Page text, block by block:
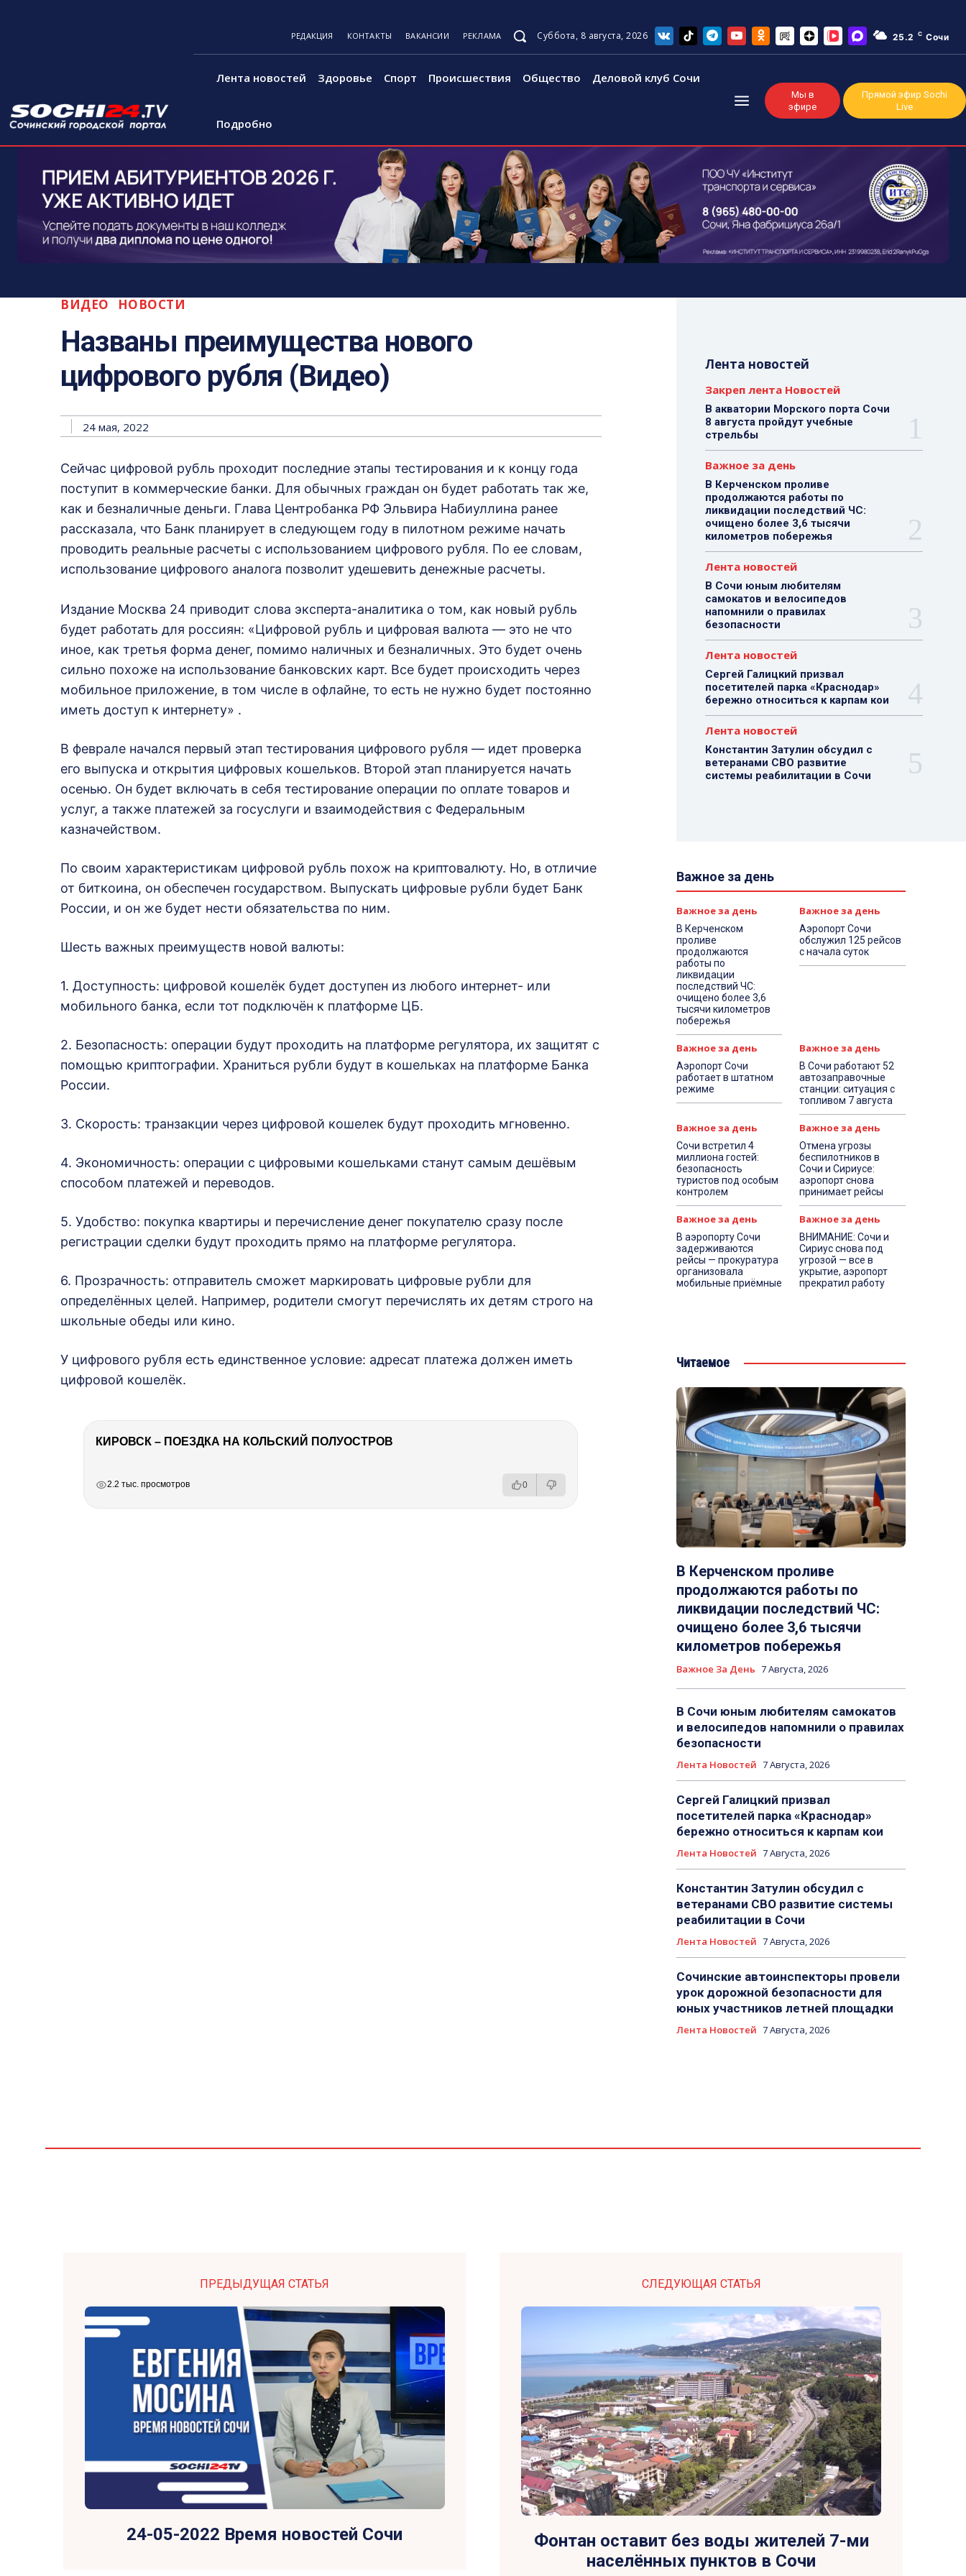
РЕДАКЦИЯ КОНТАКТЫ ВАКАНСИИ РЕКЛАМА Суббота, 8 августа, 2026 25.2 C Сочи
Лента новостей Здоровье Спорт Происшествия Общество Деловой клуб Сочи
Подробно
Мы в
эфире
Прямой эфир Sochi
Live
ВИДЕО НОВОСТИ
Названы преимущества нового
цифрового рубля (Видео)
24 мая, 2022
Сейчас цифровой рубль проходит последние этапы тестирования и к концу года
поступит в коммерческие банки. Для обычных граждан он будет работать так же,
как и безналичные деньги. Глава Центробанка РФ Эльвира Набиуллина ранее
рассказала, что Банк планирует в следующем году в пилотном режиме начать
проводить реальные расчеты с использованием цифрового рубля. По ее словам,
использование цифрового аналога позволит удешевить денежные расчеты.
Издание Москва 24 приводит слова эксперта-аналитика о том, как новый рубль
будет работать для россиян: «Цифровой рубль и цифровая валюта — это не что
иное, как третья форма денег, помимо наличных и безналичных. Это будет очень
сильно похоже на использование банковских карт. Все будет происходить через
мобильное приложение, в том числе в офлайне, то есть не нужно будет постоянно
иметь доступ к интернету» .
В феврале начался первый этап тестирования цифрового рубля — идет проверка
его выпуска и открытия цифровых кошельков. Второй этап планируется начать
осенью. Он будет включать в себя тестирование операции по оплате товаров и
услуг, а также платежей за госуслуги и взаимодействия с Федеральным
казначейством.
По своим характеристикам цифровой рубль похож на криптовалюту. Но, в отличие
от биткоина, он обеспечен государством. Выпускать цифровые рубли будет Банк
России, и он же будет нести обязательства по ним.
Шесть важных преимуществ новой валюты:
1. Доступность: цифровой кошелёк будет доступен из любого интернет- или
мобильного банка, если тот подключён к платформе ЦБ.
2. Безопасность: операции будут проходить на платформе регулятора, их защитят с
помощью криптографии. Храниться рубли будут в кошельках на платформе Банка
России.
3. Скорость: транзакции через цифровой кошелек будут проходить мгновенно.
4. Экономичность: операции с цифровыми кошельками станут самым дешёвым
способом платежей и переводов.
5. Удобство: покупка квартиры и перечисление денег покупателю сразу после
регистрации сделки будут проходить прямо на платформе регулятора.
6. Прозрачность: отправитель сможет маркировать цифровые рубли для
определённых целей. Например, родители смогут перечислять их детям строго на
школьные обеды или кино.
У цифрового рубля есть единственное условие: адресат платежа должен иметь
цифровой кошелёк.
КИРОВСК – ПОЕЗДКА НА КОЛЬСКИЙ ПОЛУОСТРОВ
2.2 тыс. просмотров 0
Лента новостей
Закреп лента Новостей
В акватории Морского порта Сочи
8 августа пройдут учебные
стрельбы
Важное за день
В Керченском проливе
продолжаются работы по
ликвидации последствий ЧС:
очищено более 3,6 тысячи
километров побережья
Лента новостей
В Сочи юным любителям
самокатов и велосипедов
напомнили о правилах
безопасности
Лента новостей
Сергей Галицкий призвал
посетителей парка «Краснодар»
бережно относиться к карпам кои
Лента новостей
Константин Затулин обсудил с
ветеранами СВО развитие
системы реабилитации в Сочи
Важное за день
Важное за день
В Керченском
проливе
продолжаются
работы по
ликвидации
последствий ЧС:
очищено более 3,6
тысячи километров
побережья
Важное за день
Аэропорт Сочи
обслужил 125 рейсов
с начала суток
Важное за день
Аэропорт Сочи
работает в штатном
режиме
Важное за день
В Сочи работают 52
автозаправочные
станции: ситуация с
топливом 7 августа
Важное за день
Сочи встретил 4
миллиона гостей:
безопасность
туристов под особым
контролем
Важное за день
Отмена угрозы
беспилотников в
Сочи и Сириусе:
аэропорт снова
принимает рейсы
Важное за день
В аэропорту Сочи
задерживаются
рейсы — прокуратура
организовала
мобильные приёмные
Важное за день
ВНИМАНИЕ: Сочи и
Сириус снова под
угрозой — все в
укрытие, аэропорт
прекратил работу
Читаемое
В Керченском проливе
продолжаются работы по
ликвидации последствий ЧС:
очищено более 3,6 тысячи
километров побережья
Важное За День 7 Августа, 2026
В Сочи юным любителям самокатов
и велосипедов напомнили о правилах
безопасности
Лента Новостей 7 Августа, 2026
Сергей Галицкий призвал
посетителей парка «Краснодар»
бережно относиться к карпам кои
Лента Новостей 7 Августа, 2026
Константин Затулин обсудил с
ветеранами СВО развитие системы
реабилитации в Сочи
Лента Новостей 7 Августа, 2026
Сочинские автоинспекторы провели
урок дорожной безопасности для
юных участников летней площадки
Лента Новостей 7 Августа, 2026
ПРЕДЫДУЩАЯ СТАТЬЯ
24-05-2022 Время новостей Сочи
СЛЕДУЮЩАЯ СТАТЬЯ
Фонтан оставит без воды жителей 7-ми
населённых пунктов в Сочи